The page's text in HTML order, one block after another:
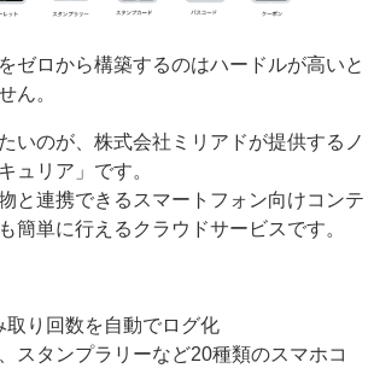
ゼロから構築するのはハードルが高いと
ん。
いのが、株式会社ミリアドが提供するノ
ュリア」です。
と連携できるスマートフォン向けコンテ
簡単に行えるクラウドサービスです。
取り回数を自動でログ化
スタンプラリーなど20種類のスマホコ